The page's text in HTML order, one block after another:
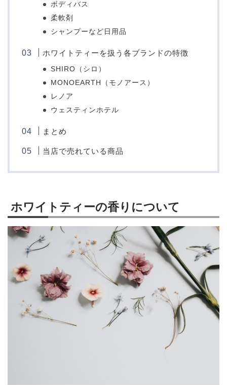
ボディバス
柔軟剤
シャンプーなど日用品
ホワイトティーを扱う各ブランドの特徴
SHIRO（シロ）
MONOEARTH（モノアース）
レノア
ウェスティンホテル
まとめ
当店で売れている商品
ホワイトティーの香りについて